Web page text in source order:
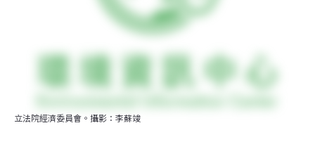
立法院經濟委員會。攝影：李蘇竣